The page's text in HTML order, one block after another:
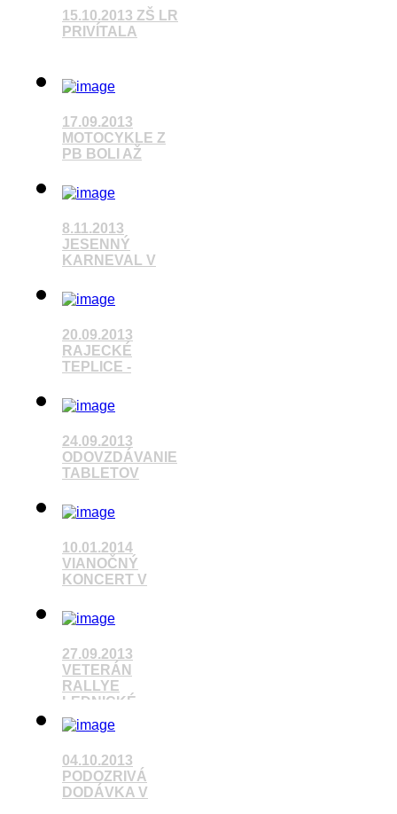
15.10.2013 ZŠ LR
PRIVÍTALA
17.09.2013
MOTOCYKLE Z
PB BOLI AŽ
Pozrieť video
8.11.2013
JESENNÝ
KARNEVAL V
Pozrieť video
20.09.2013
RAJECKÉ
TEPLICE -
Pozrieť video
24.09.2013
ODOVZDÁVANIE
TABLETOV
Pozrieť video
10.01.2014
VIANOČNÝ
KONCERT V
Pozrieť video
27.09.2013
VETERÁN
RALLYE
LEDNICKÉ
04.10.2013
PODOZRIVÁ
DODÁVKA V